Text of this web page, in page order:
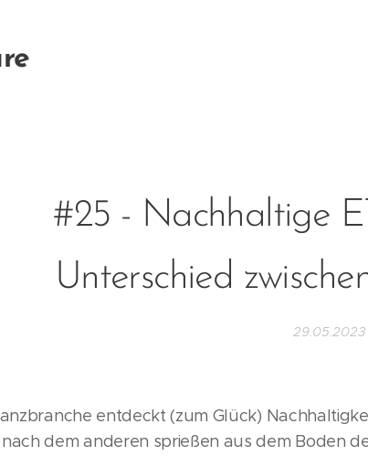
#25 - Nachhaltige
Unterschied
29.05.2023
entdeckt (zum Glück)
nach dem anderen sprießen aus dem Boden